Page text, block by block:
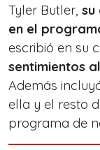
Tyler Butler, su
en el
escribió en su
sentimientos
Además
ella y el resto
programa de